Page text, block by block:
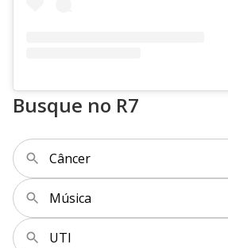
Busque no R7
Câncer
Música
UTI